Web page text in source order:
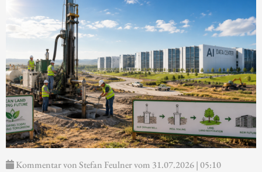
Kommentar von Stefan Feulner vom 31.07.2026 | 05:10